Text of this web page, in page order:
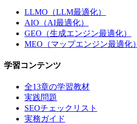
LLMO（LLM最適化）
AIO（AI最適化）
GEO（生成エンジン最適化）
MEO（マップエンジン最適化）
学習コンテンツ
全13章の学習教材
実践問題
SEOチェックリスト
実務ガイド